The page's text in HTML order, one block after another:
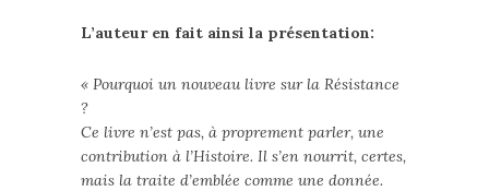
L’auteur en fait ainsi la présentation:
« Pourquoi un nouveau livre sur la Résistance
?
Ce livre n’est pas, à proprement parler, une
contribution à l’Histoire. Il s’en nourrit, certes,
mais la traite d’emblée comme une donnée.